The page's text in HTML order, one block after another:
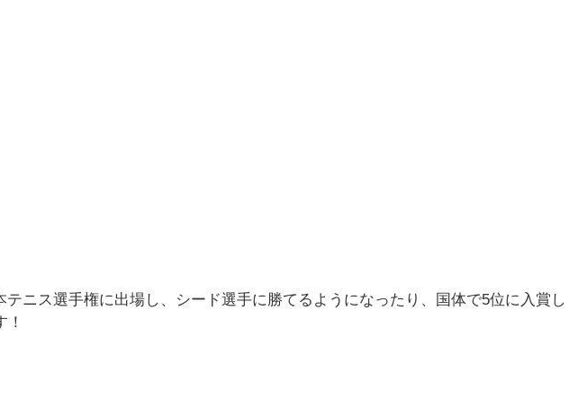
ニス選手権に出場し、シード選手に勝てるようになったり、国体で5位に入賞し